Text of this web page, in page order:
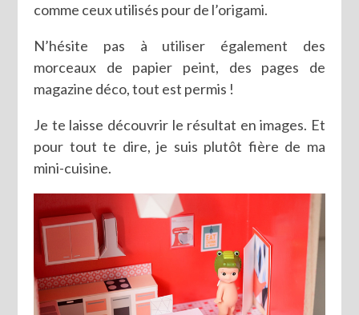
comme ceux utilisés pour de l’origami.
N’hésite pas à utiliser également des
morceaux de papier peint, des pages de
magazine déco, tout est permis !
Je te laisse découvrir le résultat en images. Et
pour tout te dire, je suis plutôt fière de ma
mini-cuisine.